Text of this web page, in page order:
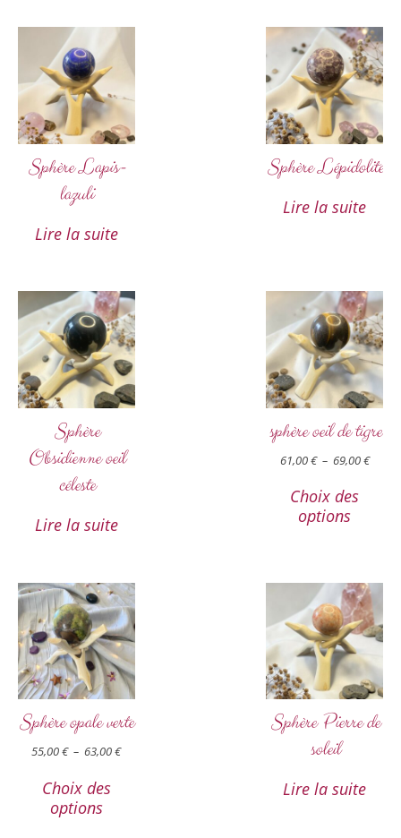
Sphère Lapis-
lazuli
Lire la suite
Sphère Lépidolite
Lire la suite
Sphère
Obsidienne oeil
céleste
Lire la suite
sphère oeil de tigre
61,00€ – 69,00€
Choix des
options
Sphère opale verte
55,00€ – 63,00€
Choix des
options
Sphère Pierre de
soleil
Lire la suite